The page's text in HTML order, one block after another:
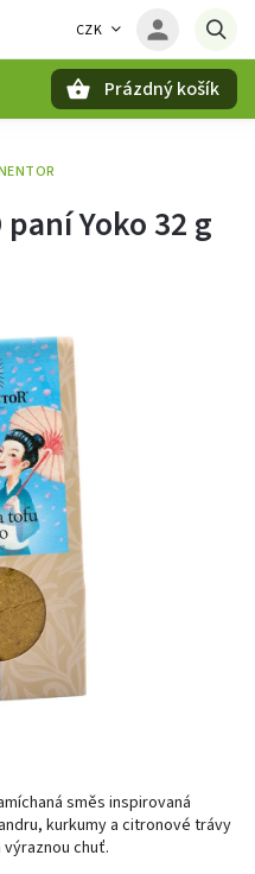
CZK
Prázdný košík
Yoko 32 g
směs inspirovaná
kurkumy a citronové trávy
chuť.